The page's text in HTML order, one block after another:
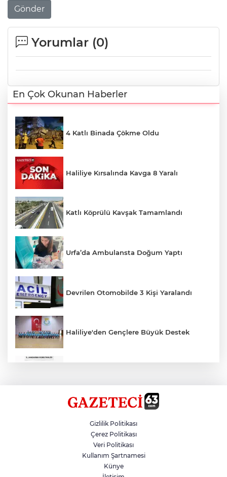
Gönder
Yorumlar (0)
En Çok Okunan Haberler
4 Katlı Binada Çökme Oldu
Haliliye Kırsalında Kavga 8 Yaralı
Katlı Köprülü Kavşak Tamamlandı
Urfa’da Ambulansta Doğum Yaptı
Devrilen Otomobilde 3 Kişi Yaralandı
Haliliye'den Gençlere Büyük Destek
Hikmet Başak’tan Ulaşım Çalışması
Atatürk Bulvarında Asfalt Yenileniyor
Gizlilik Politikası
Çerez Politikası
Veri Politikası
Kullanım Şartnamesi
Künye